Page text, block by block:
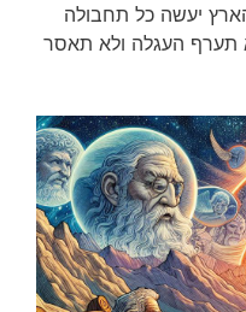
יעשה כל תחבולה
תערף העגלה ולא תאסר